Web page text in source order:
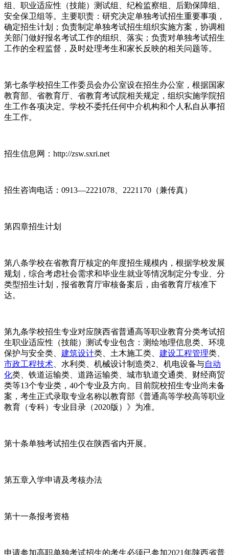
组、职业适应性（技能）测试组、纪检监察组、后勤保障组、
安全保卫组等。主要职责：研究决定单独考试招生重要事项，
确定招生计划；负责制定单独考试招生组织实施方案，协调相
关部门做好报名考试工作的组织、落实；负责对单独考试招生
工作的全程监督，及时处理考生和家长反映的相关问题等。
第七条学校招生工作委员会办公室设在招生办公室，根据国家
教育部、省教育厅、省教育考试院相关规定，组织实施学院招
生工作各项决定。学校不委托任何中介机构和个人私自从事招
生工作。
招生信息网：http://zsw.sxri.net
招生咨询电话：0913—2221078、2221170（兼传真）
第四章招生计划
第八条学校在省教育厅核定的年度招生规模内，根据学校发展
规划，综合考虑社会需求和毕业生就业等情况制定分专业、分
类型招生计划，报省教育厅审核备案后，由省教育厅核准下
达。
第九条学校招生专业对应陕西省普通高等职业教育分类考试招
生职业适应性（技能）测试专业包含：测绘地理信息类、环境
保护与安全类、 建筑设计类、土木施工类、 建设工程管理类、
市政工程技术 、水利类、机械设计制造类2、机电设备与自动
化类、铁道运输类、道路运输类、城市轨道交通类、财经商贸
类等13个专业类，40个专业及方向。目前院校招生专业尚未备
案，考生正式录取专业名称以教育部《普通高等学校高等职业
教育（专科）专业目录（2020版）》为准。
第十条单独考试招生仅在陕西省内开展。
第五章入学申请及考核办法
第十一条报考资格
申请参加高职单独考试招生的考生必须已参加2021年陕西省普